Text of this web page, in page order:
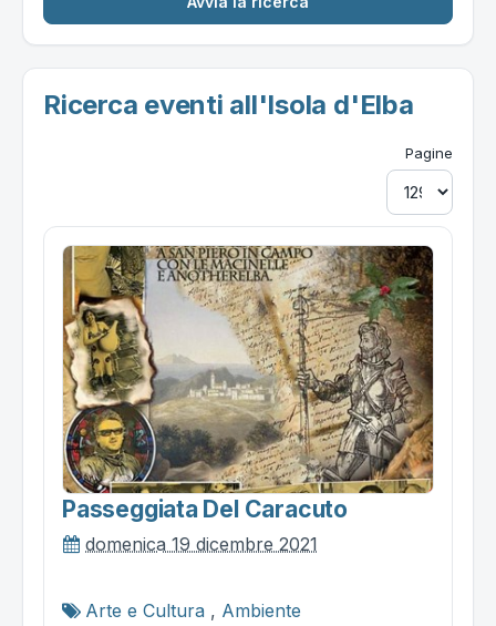
Ricerca eventi all'Isola d'Elba
Pagine
Passeggiata Del Caracuto
domenica 19 dicembre 2021
Arte e Cultura , Ambiente